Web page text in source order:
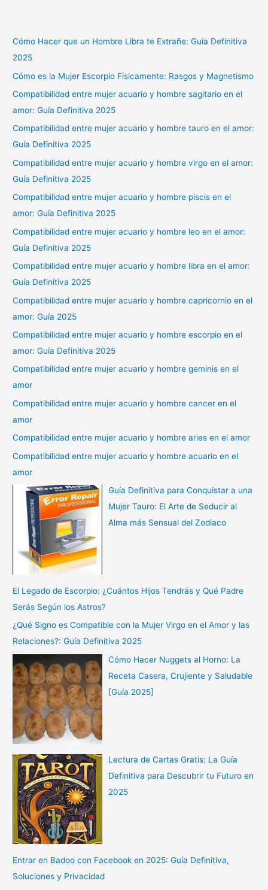
Cómo Hacer que un Hombre Libra te Extrañe: Guía Definitiva
2025
Cómo es la Mujer Escorpio Físicamente: Rasgos y Magnetismo
Compatibilidad entre mujer acuario y hombre sagitario en el
amor: Guía Definitiva 2025
Compatibilidad entre mujer acuario y hombre tauro en el amor:
Guía Definitiva 2025
Compatibilidad entre mujer acuario y hombre virgo en el amor:
Guía Definitiva 2025
Compatibilidad entre mujer acuario y hombre piscis en el
amor: Guía Definitiva 2025
Compatibilidad entre mujer acuario y hombre leo en el amor:
Guía Definitiva 2025
Compatibilidad entre mujer acuario y hombre libra en el amor:
Guía Definitiva 2025
Compatibilidad entre mujer acuario y hombre capricornio en el
amor: Guía 2025
Compatibilidad entre mujer acuario y hombre escorpio en el
amor: Guía Definitiva 2025
Compatibilidad entre mujer acuario y hombre geminis en el
amor
Compatibilidad entre mujer acuario y hombre cancer en el
amor
Compatibilidad entre mujer acuario y hombre aries en el amor
Compatibilidad entre mujer acuario y hombre acuario en el
amor
Guía Definitiva para Conquistar a una
Mujer Tauro: El Arte de Seducir al
Alma más Sensual del Zodiaco
El Legado de Escorpio: ¿Cuántos Hijos Tendrás y Qué Padre
Serás Según los Astros?
¿Qué Signo es Compatible con la Mujer Virgo en el Amor y las
Relaciones?: Guía Definitiva 2025
Cómo Hacer Nuggets al Horno: La
Receta Casera, Crujiente y Saludable
[Guía 2025]
Lectura de Cartas Gratis: La Guía
Definitiva para Descubrir tu Futuro en
2025
Entrar en Badoo con Facebook en 2025: Guía Definitiva,
Soluciones y Privacidad